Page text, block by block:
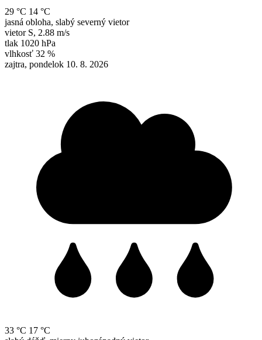
29 °C 14 °C
jasná obloha, slabý severný vietor
vietor S, 2.88 m/s
tlak 1020 hPa
vlhkosť 32 %
zajtra, pondelok 10. 8. 2026
33 °C 17 °C